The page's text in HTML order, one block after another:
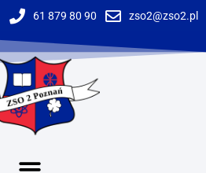
61 879 80 90 zso2@zso2.pl